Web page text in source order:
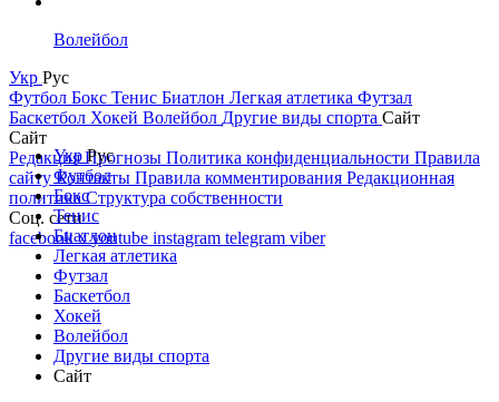
Волейбол
Укр Рус
Футбол Бокс Тенис Биатлон Легкая атлетика Футзал
Баскетбол Хокей Волейбол Другие виды спорта Сайт
Сайт
РедакцияПрогнозы Политика конфиденциальности Правила
сайтуКонтакты Правила комментирования Редакционная
политикаСтруктура собственности
Соц. сети
facebookxyoutube instagram telegram viber
УкрРус
Футбол
Бокс
Тенис
Биатлон
Легкая атлетика
Футзал
Баскетбол
Хокей
Волейбол
Другие виды спорта
Сайт